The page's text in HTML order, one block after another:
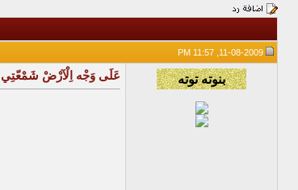
عَلَى وَجْه اِلْآرْضْ شَمْعّتِي